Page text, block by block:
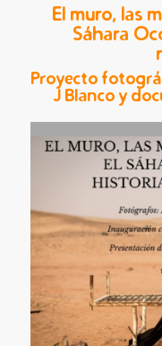
El muro, las
Sáhara
Proyecto
J Blanco y